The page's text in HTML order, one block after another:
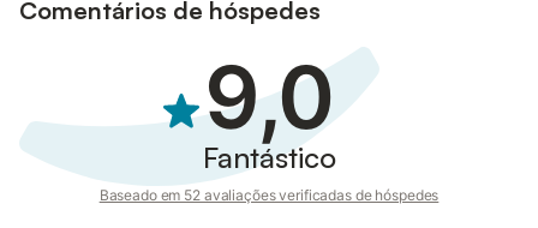
Comentários de hóspedes
9,0
Fantástico
Baseado em 52 avaliações verificadas de hóspedes